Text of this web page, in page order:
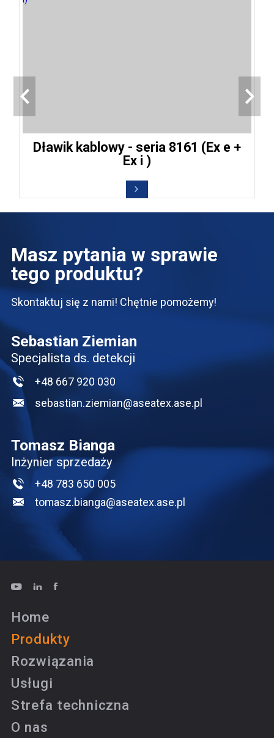
Dławik kablowy - seria 8161 (Ex e +
Ex i )
Masz pytania w sprawie
tego produktu?
Skontaktuj się z nami! Chętnie pomożemy!
Sebastian Ziemian
Specjalista ds. detekcji
+48 667 920 030
sebastian.ziemian@aseatex.ase.pl
Tomasz Bianga
Inżynier sprzedaży
+48 783 650 005
tomasz.bianga@aseatex.ase.pl
Home
Produkty
Rozwiązania
Usługi
Strefa techniczna
O nas